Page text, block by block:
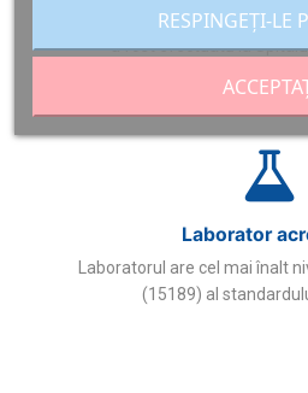
Analiza comparativă a voalului
a fost efectuată la
Laborator
Laboratorul are cel mai înalt
(15189) al
RESPINGEȚI-LE